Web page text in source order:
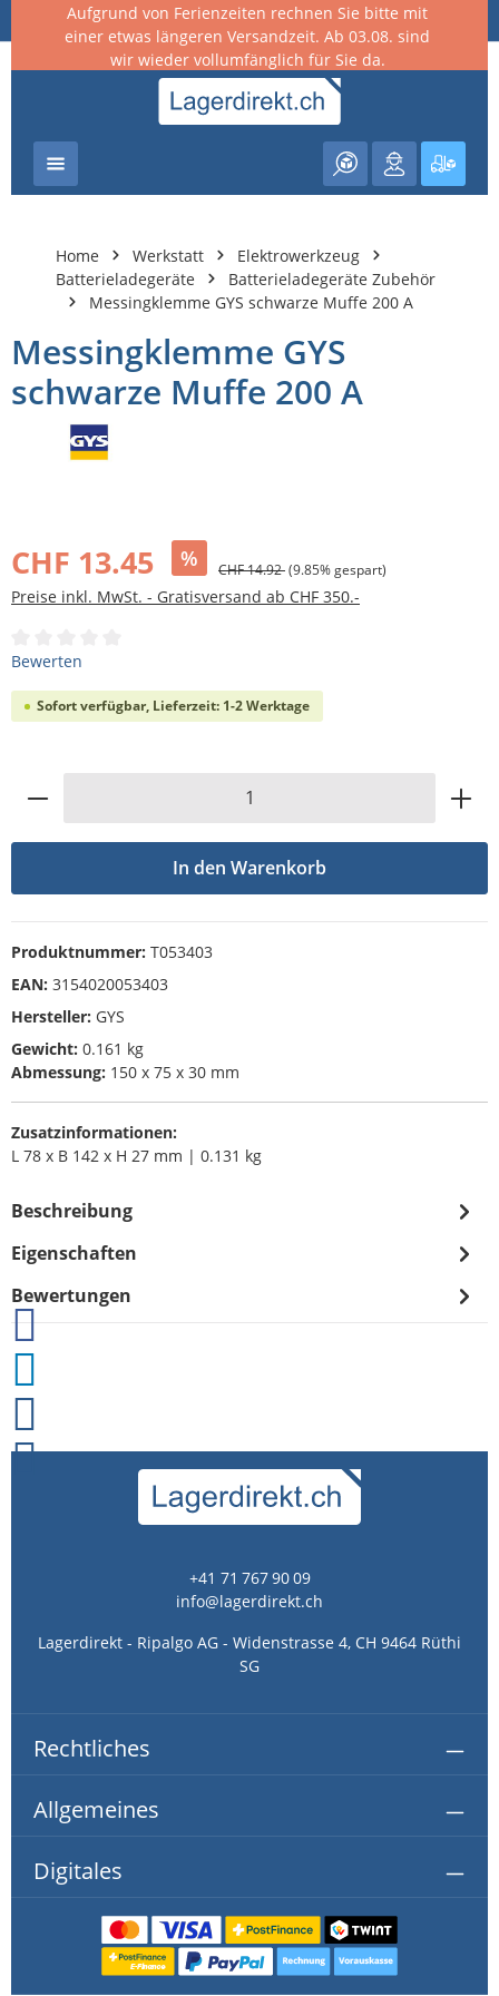
springen
Aufgrund von Ferienzeiten rechnen Sie bitte mit
einer etwas längeren Versandzeit. Ab 03.08. sind
wir wieder vollumfänglich für Sie da.
Home Werkstatt
Elektrowerkzeug
Batterieladegeräte
Batterieladegeräte Zubehör
Messingklemme GYS schwarze Muffe 200 A
Messingklemme GYS
schwarze Muffe 200 A
CHF 13.45 % CHF 14.92(9.85% gespart)
Preise inkl. MwSt. - Gratisversand ab CHF 350.-
Durchschnittliche Bewertung von 0 von 5 Sternen
Bewerten
Sofort verfügbar, Lieferzeit: 1-2 Werktage
Produkt Anzahl: Gib den gewünschten
In den Warenkorb
Produktnummer: T053403
EAN: 3154020053403
Hersteller: GYS
Gewicht: 0.161 kg
Abmessung: 150 x 75 x 30 mm
Zusatzinformationen:
L 78 x B 142 x H 27 mm | 0.131 kg
Beschreibung
Eigenschaften
Bewertungen
+41 71 767 90 09
info@lagerdirekt.ch
Lagerdirekt - Ripalgo AG - Widenstrasse 4, CH 9464 Rüthi
SG
Rechtliches
Allgemeines
Digitales